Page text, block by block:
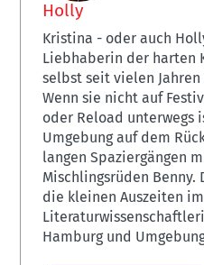
Holly
Kristina - oder auch
Liebhaberin der harten
selbst seit vielen Jahren
Wenn sie nicht auf
oder Reload unterwegs
Umgebung auf dem
langen Spaziergängen
Mischlingsrüden Benny.
die kleinen Auszeiten
Hamburg und